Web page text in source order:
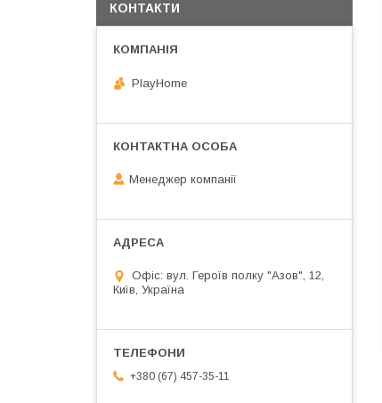
КОНТАКТИ
PlayHome
Менеджер компанії
Офіс: вул. Героїв полку "Азов", 12,
Київ, Україна
+380 (67) 457-35-11